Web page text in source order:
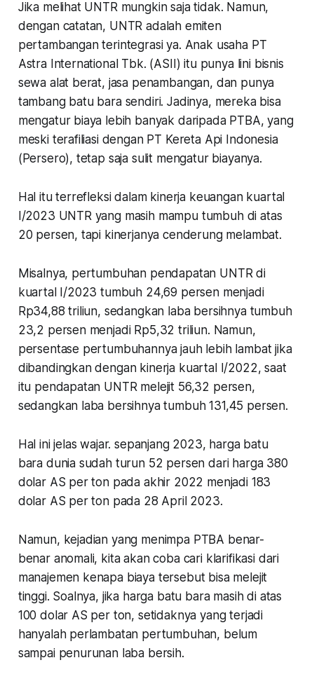
Jika melihat UNTR mungkin saja tidak. Namun,
dengan catatan, UNTR adalah emiten
pertambangan terintegrasi ya. Anak usaha PT
Astra International Tbk. (ASII) itu punya lini bisnis
sewa alat berat, jasa penambangan, dan punya
tambang batu bara sendiri. Jadinya, mereka bisa
mengatur biaya lebih banyak daripada PTBA, yang
meski terafiliasi dengan PT Kereta Api Indonesia
(Persero), tetap saja sulit mengatur biayanya.
Hal itu terrefleksi dalam kinerja keuangan kuartal
I/2023 UNTR yang masih mampu tumbuh di atas
20 persen, tapi kinerjanya cenderung melambat.
Misalnya, pertumbuhan pendapatan UNTR di
kuartal I/2023 tumbuh 24,69 persen menjadi
Rp34,88 triliun, sedangkan laba bersihnya tumbuh
23,2 persen menjadi Rp5,32 triliun. Namun,
persentase pertumbuhannya jauh lebih lambat jika
dibandingkan dengan kinerja kuartal I/2022, saat
itu pendapatan UNTR melejit 56,32 persen,
sedangkan laba bersihnya tumbuh 131,45 persen.
Hal ini jelas wajar. sepanjang 2023, harga batu
bara dunia sudah turun 52 persen dari harga 380
dolar AS per ton pada akhir 2022 menjadi 183
dolar AS per ton pada 28 April 2023.
Namun, kejadian yang menimpa PTBA benar-
benar anomali, kita akan coba cari klarifikasi dari
manajemen kenapa biaya tersebut bisa melejit
tinggi. Soalnya, jika harga batu bara masih di atas
100 dolar AS per ton, setidaknya yang terjadi
hanyalah perlambatan pertumbuhan, belum
sampai penurunan laba bersih.